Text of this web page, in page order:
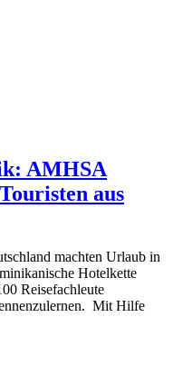
AMHSA
aus
machten Urlaub in
Hotelkette
Reisefachleute
Mit Hilfe